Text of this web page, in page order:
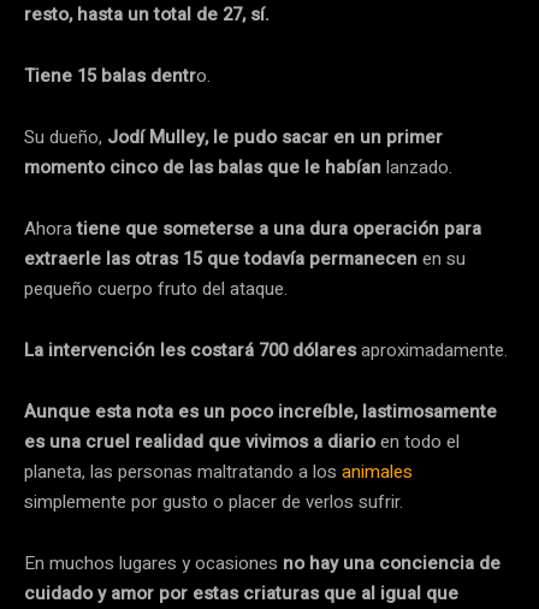
resto, hasta un total de 27, sí.
Tiene 15 balas dentro.
Su dueño, Jodí Mulley, le pudo sacar en un primer
momento cinco de las balas que le habíanlanzado.
Ahoratiene que someterse a una dura operación para
extraerle las otras 15 que todavía permanecenen su
pequeño cuerpo fruto del ataque.
La intervención les costará 700 dólaresaproximadamente.
Aunque esta nota es un poco increíble, lastimosamente
es una cruel realidad que vivimos a diarioen todo el
planeta, las personas maltratando a los animales
simplemente por gusto o placer de verlos sufrir.
En muchos lugares y ocasiones no hay una conciencia de
cuidado y amor por estas criaturas que al igual que